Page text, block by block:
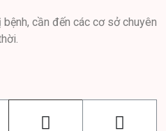
cần đến các cơ sở chuyên